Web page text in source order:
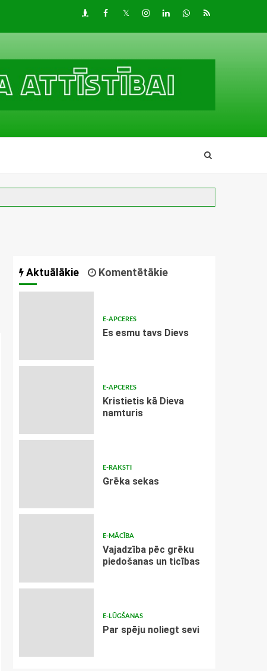
DraugiemFacebook
TwitterInstagram
LinkedInwhatsapp
RSS
Aktuālākie Komentētākie
E-APCERES
Es esmu tavs Dievs
E-APCERES
Kristietis kā Dieva
namturis
E-RAKSTI
Grēka sekas
E-MĀCĪBA
Vajadzība pēc grēku
piedošanas un ticības
E-LŪGŠANAS
Par spēju noliegt sevi